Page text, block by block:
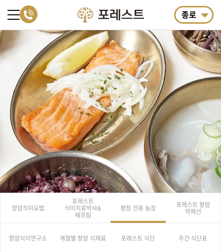
종로
항암식이요법
포레스트
식이치료 박사&
쉐프팀
평창 전용 농장
포레스트 항암
약채선
항암식이연구소 계절별 항암 식재료 포레스트 식단 주간 식단표